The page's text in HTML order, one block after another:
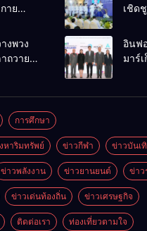
าย
ชน ผ่าน
เชิด
บ้านย
มอบ
เกีย
งพวง
ถวาย
และ
ข่งขัน
อลวันรพี
ชื่อม
สัมพันธ์
อง
งานใน
วนการ
อินฟ
มาร์เ
งาน
สร้าง
ธุรกิจ
วงจร
การศึกษา
าริมทรัพย์ ข่าวกีฬา ข่าวบันเ
ข่าวพลังงาน ข่าวยานยนต์ ข่าว
ข่าวเด่นท้องถิ่น ข่าวเศรษฐกิจ
ติดต่อเรา ท่องเที่ยวตามใจ